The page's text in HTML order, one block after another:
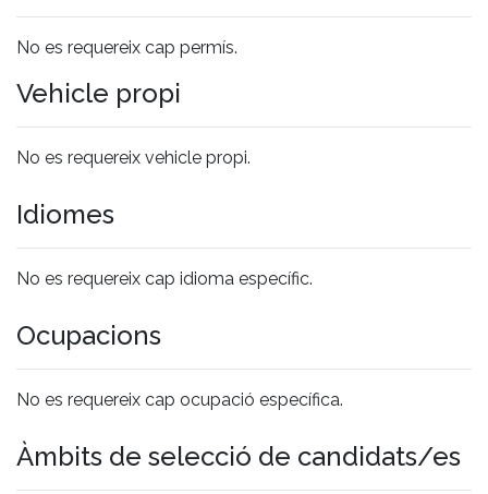
No es requereix cap permís.
Vehicle propi
No es requereix vehicle propi.
Idiomes
No es requereix cap idioma específic.
Ocupacions
No es requereix cap ocupació específica.
Àmbits de selecció de candidats/es